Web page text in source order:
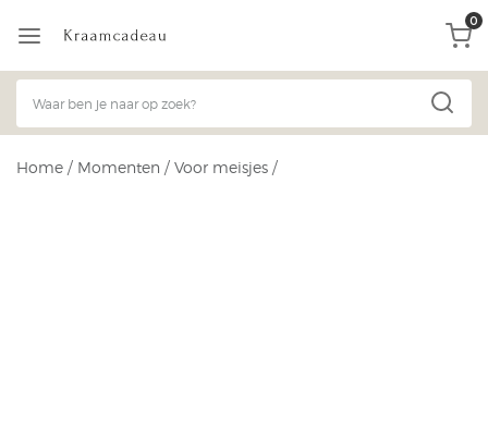
0
Home / Momenten / Voor meisjes /